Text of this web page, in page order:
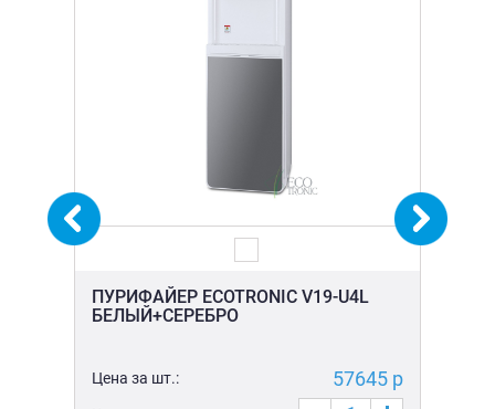
ПУРИФАЙЕР ECOTRONIC V19-U4L
БЕЛЫЙ+СЕРЕБРО
Цена за шт.: 57645 р